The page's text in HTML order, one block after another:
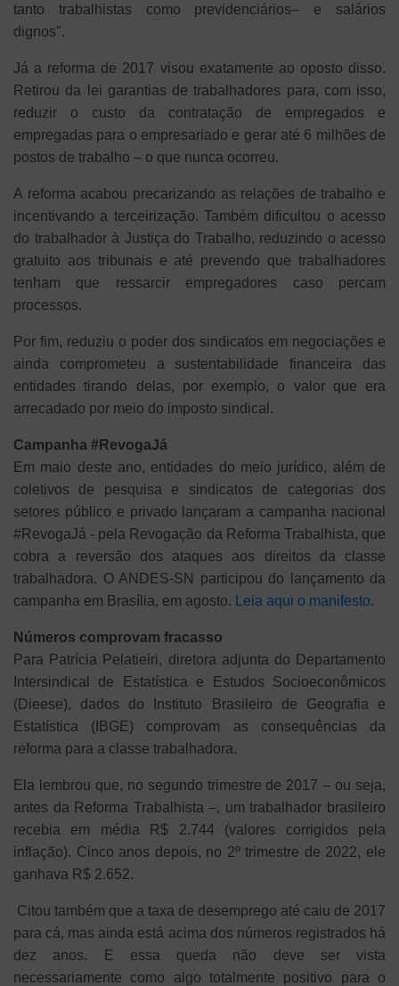
tanto trabalhistas como previdenciários– e salários
dignos".
Já a reforma de 2017 visou exatamente ao oposto disso.
Retirou da lei garantias de trabalhadores para, com isso,
reduzir o custo da contratação de empregados e
empregadas para o empresariado e gerar até 6 milhões de
postos de trabalho – o que nunca ocorreu.
A reforma acabou precarizando as relações de trabalho e
incentivando a terceirização. Também dificultou o acesso
do trabalhador à Justiça do Trabalho, reduzindo o acesso
gratuito aos tribunais e até prevendo que trabalhadores
tenham que ressarcir empregadores caso percam
processos.
Por fim, reduziu o poder dos sindicatos em negociações e
ainda comprometeu a sustentabilidade financeira das
entidades tirando delas, por exemplo, o valor que era
arrecadado por meio do imposto sindical.
Campanha #RevogaJá
Em maio deste ano, entidades do meio jurídico, além de
coletivos de pesquisa e sindicatos de categorias dos
setores público e privado lançaram a campanha nacional
#RevogaJá - pela Revogação da Reforma Trabalhista, que
cobra a reversão dos ataques aos direitos da classe
trabalhadora. O ANDES-SN participou do lançamento da
campanha em Brasília, em agosto.
Leia aqui o manifesto.
Números comprovam fracasso
Para Patrícia Pelatieiri, diretora adjunta do Departamento
Intersindical de Estatística e Estudos Socioeconômicos
(Dieese), dados do Instituto Brasileiro de Geografia e
Estatística (IBGE) comprovam as consequências da
reforma para a classe trabalhadora.
Ela lembrou que, no segundo trimestre de 2017 – ou seja,
antes da Reforma Trabalhista –, um trabalhador brasileiro
recebia em média R$ 2.744 (valores corrigidos pela
inflação). Cinco anos depois, no 2º trimestre de 2022, ele
ganhava R$ 2.652.
Citou também que a taxa de desemprego até caiu de 2017
para cá, mas ainda está acima dos números registrados há
dez anos. E essa queda não deve ser vista
necessariamente como algo totalmente positivo para o